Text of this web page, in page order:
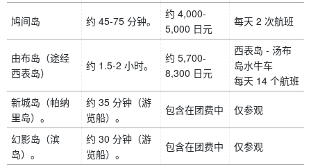
鸠间岛 约 45-75 分钟。
约 4,000-
5,000 日元
每天 2 次航班
由布岛（途经
西表岛）
约 1.5-2 小时。
约 5,700-
8,300 日元
西表岛 - 汤布
岛水牛车
每天 14 个航班
新城岛（帕纳
里岛）。
约 35 分钟（游
览船）。
包含在团费中 仅参观
幻影岛（滨
岛）。
约 30 分钟（游
览船）。
包含在团费中 仅参观